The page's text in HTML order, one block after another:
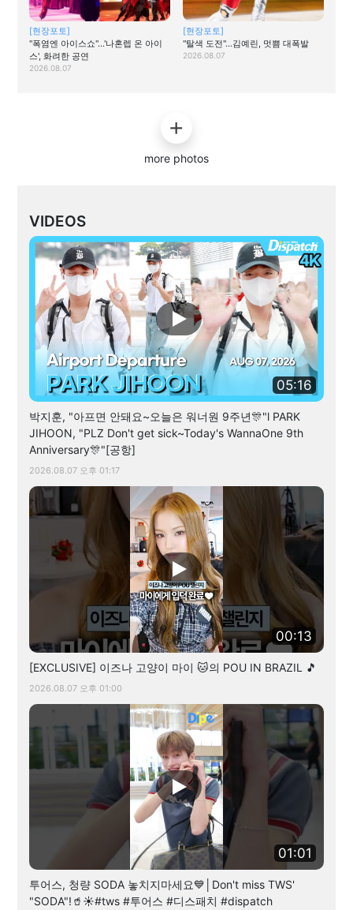
[현장포토]
"폭염엔 아이스쇼"…'나혼렙 온 아이
스', 화려한 공연
2026.08.07
[현장포토]
"탈색 도전"…김예린, 멋쁨 대폭발
2026.08.07
more photos
VIDEOS
05:16
박지훈, "아프면 안돼요~오늘은 워너원 9주년🎊"l PARK
JIHOON, "PLZ Don't get sick~Today's WannaOne 9th
Anniversary🎊"[공항]
2026.08.07 오후 01:17
00:13
[EXCLUSIVE] 이즈나 고양이 마이 🐱의 POU IN BRAZIL 🎵
2026.08.07 오후 01:00
01:01
투어스, 청량 SODA 놓치지마세요💙│Don't miss TWS'
"SODA"!🥤☀️#tws #투어스 #디스패치 #dispatch